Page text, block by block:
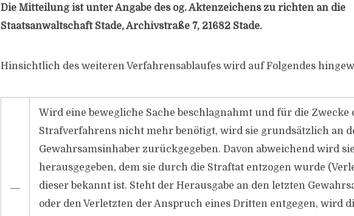
Die Mitteilung ist unter Angabe des og. Aktenzeichens zu richten an die
Staatsanwaltschaft Stade, Archivstraße 7, 21682 Stade.
Hinsichtlich des weiteren Verfahrensablaufes wird auf Folgendes
―
Wird eine bewegliche Sache beschlagnahmt und für die Zwecke
Strafverfahrens nicht mehr benötigt, wird sie grundsätzlich an
Gewahrsamsinhaber zurückgegeben. Davon abweichend wird
herausgegeben, dem sie durch die Straftat entzogen wurde
dieser bekannt ist. Steht der Herausgabe an den letzten
oder den Verletzten der Anspruch eines Dritten entgegen, wird